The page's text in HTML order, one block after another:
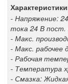
- Напряжение:
тока 24 В
- Макс.
- Макс. рабочее
- Рабочая
- Температура
- Смазка: